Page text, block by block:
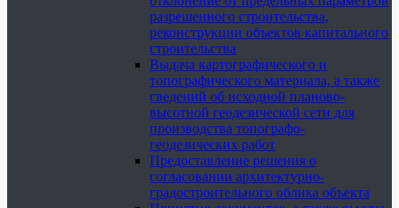
разрешенного строительства,
реконструкции объектов капитального
строительства
Выдача картографического и
топографического материала, а также
сведений об исходной планово-
высотной геодезической сети для
производства топографо-
геодезических работ
Предоставление решения о
согласовании архитектурно-
градостроительного облика объекта